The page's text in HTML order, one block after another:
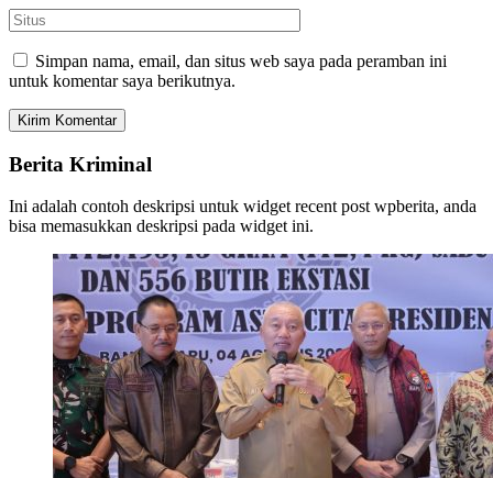
Simpan nama, email, dan situs web saya pada peramban ini
untuk komentar saya berikutnya.
Berita Kriminal
Ini adalah contoh deskripsi untuk widget recent post wpberita, anda
bisa memasukkan deskripsi pada widget ini.